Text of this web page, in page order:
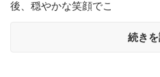
後、穏やかな笑顔でこ
続き